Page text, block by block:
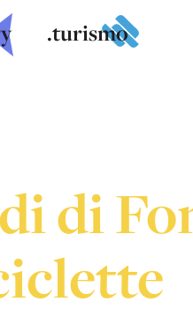
.turismo
di